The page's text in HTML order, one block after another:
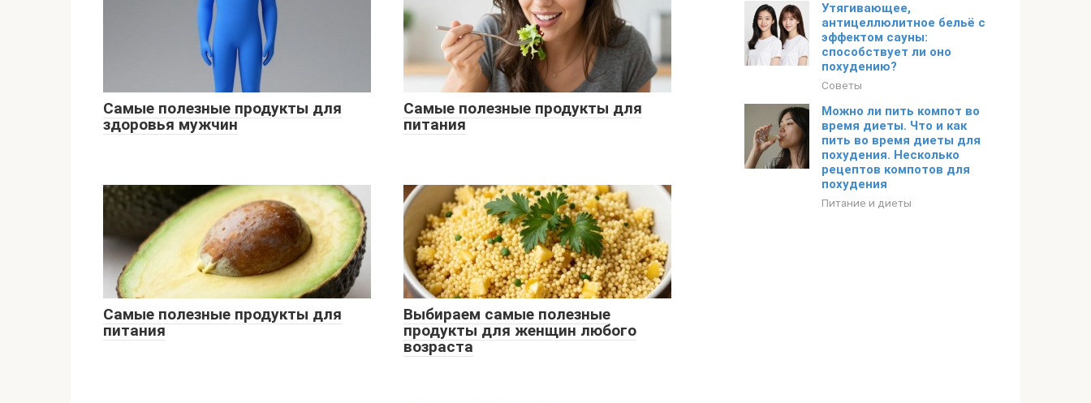
Самые полезные продукты для
здоровья мужчин
Самые полезные продукты для
питания
Самые полезные продукты для
питания
Выбираем самые полезные
продукты для женщин любого
возраста
Утягивающее,
антицеллюлитное бельё с
эффектом сауны:
способствует ли оно
похудению?
Советы
Можно ли пить компот во
время диеты. Что и как
пить во время диеты для
похудения. Несколько
рецептов компотов для
похудения
Питание и диеты